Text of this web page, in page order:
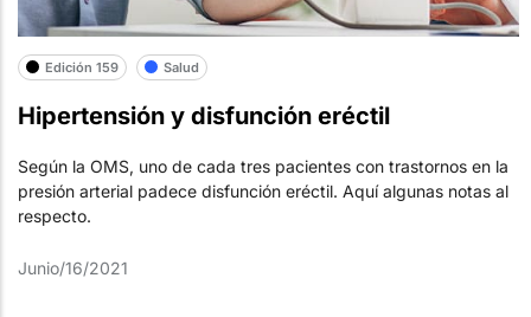
Edición 159 Salud
Hipertensión y disfunción eréctil
Según la OMS, uno de cada tres pacientes con trastornos en la
presión arterial padece disfunción eréctil. Aquí algunas notas al
respecto.
Junio/16/2021